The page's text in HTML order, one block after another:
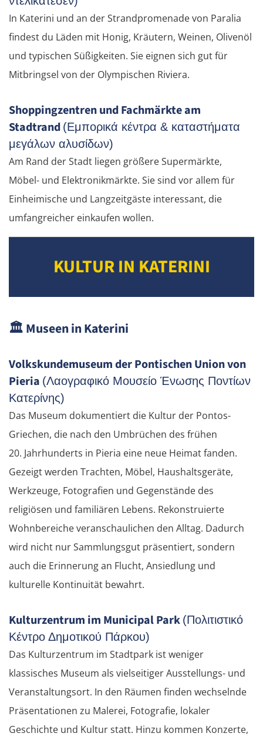
In Katerini und an der Strandpromenade von Paralia
findest du Läden mit Honig, Kräutern, Weinen, Olivenöl
und typischen Süßigkeiten. Sie eignen sich gut für
Mitbringsel von der Olympischen Riviera.
Shoppingzentren und Fachmärkte am
Stadtrand (Εμπορικά κέντρα & καταστήματα
μεγάλων αλυσίδων)
Am Rand der Stadt liegen größere Supermärkte,
Möbel- und Elektronikmärkte. Sie sind vor allem für
Einheimische und Langzeitgäste interessant, die
umfangreicher einkaufen wollen.
KULTUR IN KATERINI
🏛️Museen in Katerini
Volkskundemuseum der Pontischen Union von
Pieria (Λαογραφικό Μουσείο Ένωσης Ποντίων
Κατερίνης)
Das Museum dokumentiert die Kultur der Pontos-
Griechen, die nach den Umbrüchen des frühen
20. Jahrhunderts in Pieria eine neue Heimat fanden.
Gezeigt werden Trachten, Möbel, Haushaltsgeräte,
Werkzeuge, Fotografien und Gegenstände des
religiösen und familiären Lebens. Rekonstruierte
Wohnbereiche veranschaulichen den Alltag. Dadurch
wird nicht nur Sammlungsgut präsentiert, sondern
auch die Erinnerung an Flucht, Ansiedlung und
kulturelle Kontinuität bewahrt.
Kulturzentrum im Municipal Park (Πολιτιστικό
Κέντρο Δημοτικού Πάρκου)
Das Kulturzentrum im Stadtpark ist weniger
klassisches Museum als vielseitiger Ausstellungs- und
Veranstaltungsort. In den Räumen finden wechselnde
Präsentationen zu Malerei, Fotografie, lokaler
Geschichte und Kultur statt. Hinzu kommen Konzerte,